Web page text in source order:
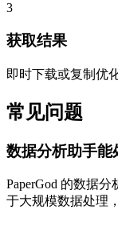
3
获取结果
即时下载或复制优
常见问题
数据分析助手能
PaperGod 的数据
于大规模数据处理